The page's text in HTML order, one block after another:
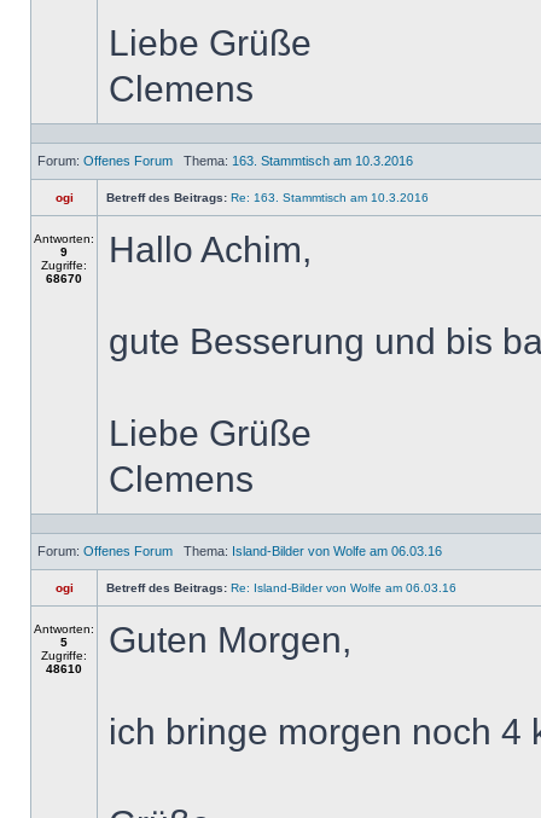
Liebe Grüße
Clemens
Forum: Offenes Forum Thema: 163. Stammtisch am 10.3.2016
ogi Betreff des Beitrags: Re: 163. Stammtisch am 10.3.2016
Antworten:
9
Zugriffe:
68670
Hallo Achim,
gute Besserung und bis
Liebe Grüße
Clemens
Forum: Offenes Forum Thema: Island-Bilder von Wolfe am 06.03.16
ogi Betreff des Beitrags: Re: Island-Bilder von Wolfe am 06.03.16
Antworten:
5
Zugriffe:
48610
Guten Morgen,
ich bringe morgen noch 4